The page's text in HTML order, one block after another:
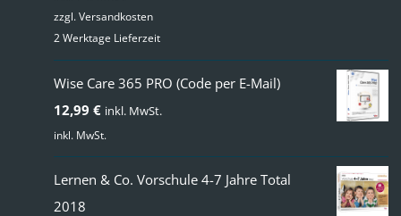
zzgl.Versandkosten
2 Werktage Lieferzeit
Wise Care 365 PRO (Code per E-Mail)
12,99 € inkl. MwSt.
inkl. MwSt.
Lernen & Co. Vorschule 4-7 Jahre Total
2018